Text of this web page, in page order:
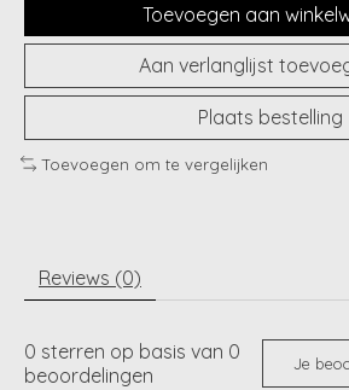
Toevoegen aan
Aan verlanglijst
Plaats bestelling
Toevoegen om te vergelijken
Reviews (0)
0 sterren op basis van 0
beoordelingen
Je